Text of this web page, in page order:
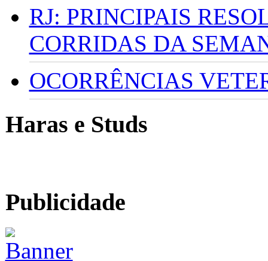
RJ: PRINCIPAIS
CORRIDAS DA
OCORRÊNCIAS
Haras e Studs
Publicidade